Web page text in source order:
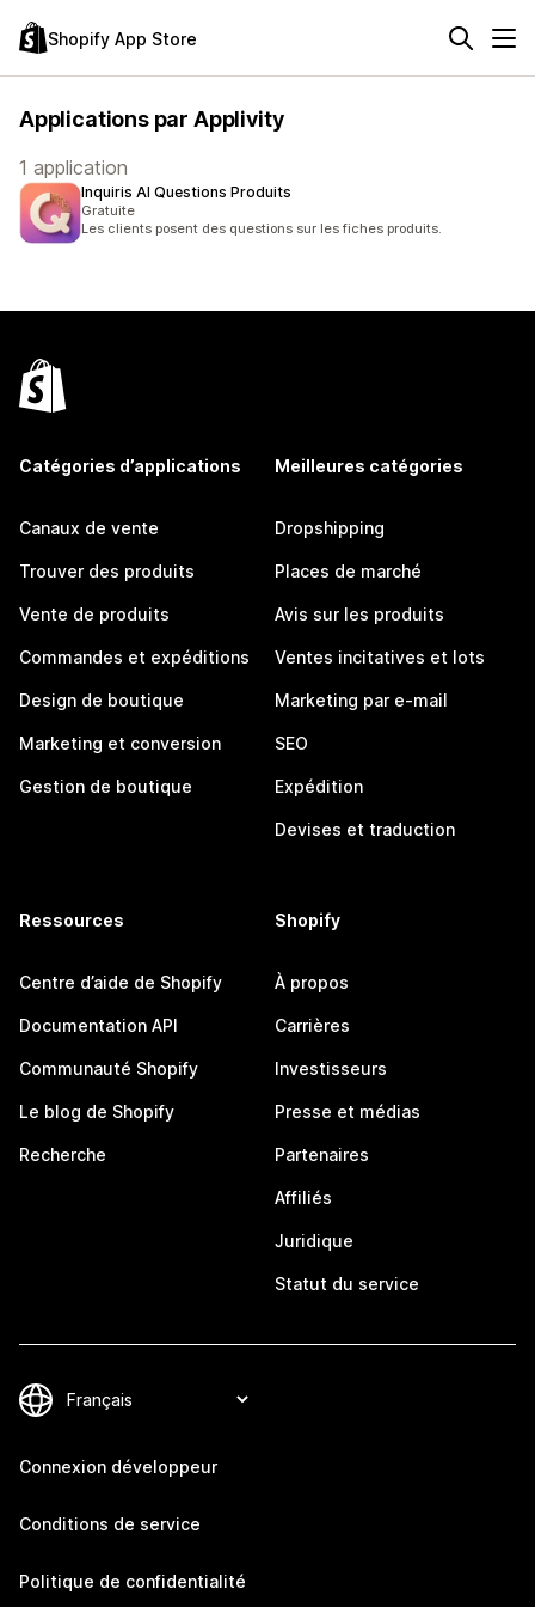
Shopify App Store
Applications par Applivity
1 application
Inquiris AI Questions Produits
Gratuite
Les clients posent des questions sur les fiches produits.
Catégories d’applications
Canaux de vente
Trouver des produits
Vente de produits
Commandes et expéditions
Design de boutique
Marketing et conversion
Gestion de boutique
Meilleures catégories
Dropshipping
Places de marché
Avis sur les produits
Ventes incitatives et lots
Marketing par e-mail
SEO
Expédition
Devises et traduction
Ressources
Centre d’aide de Shopify
Documentation API
Communauté Shopify
Le blog de Shopify
Recherche
Shopify
À propos
Carrières
Investisseurs
Presse et médias
Partenaires
Affiliés
Juridique
Statut du service
Connexion développeur
Conditions de service
Politique de confidentialité